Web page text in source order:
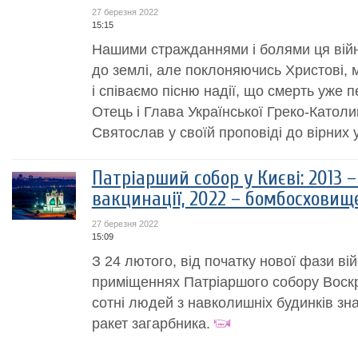
27 березня 2022
15:15
Нашими стражданнями і болями ця
до землі, але поклоняючись Христові,
і співаємо пісню надії, що смерть уже
Отець і Глава Української Греко-
Святослав у своїй проповіді до вірних
Патріарший собор у Києві: 2013
вакцинації, 2022 –
27 березня 2022
15:09
З 24 лютого, від початку нової фази
приміщеннях Патріаршого собору
сотні людей з навколишніх будинків
ракет загарбника.